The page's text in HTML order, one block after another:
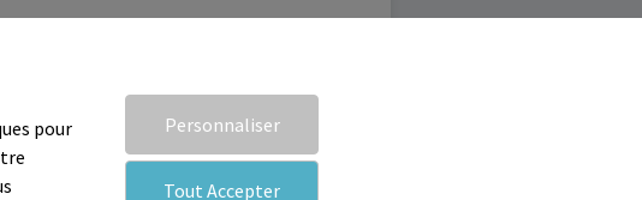
pour
Personnaliser
Tout Accepter